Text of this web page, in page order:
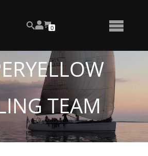
Katso
asiakastiliäsi
OSTOSKORISSA
OLEVIEN
0
NÄYTÄ
PIILOTA
VALIKKO
TEAM